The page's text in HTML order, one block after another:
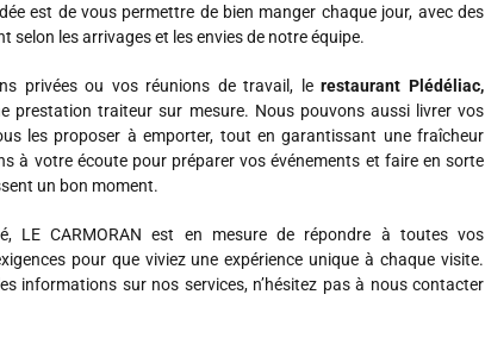
est de vous permettre de bien manger chaque jour, avec des
selon les arrivages et les envies de notre équipe.
privées ou vos réunions de travail, lerestaurant Plédéliac,
prestation traiteur sur mesure. Nous pouvons aussi livrer vos
les proposer à emporter, tout en garantissant une fraîcheur
à votre écoute pour préparer vos événements et faire en sorte
un bon moment.
LE CARMORAN est en mesure de répondre à toutes vos
pour que viviez une expérience unique à chaque visite.
informations sur nos services, n’hésitez pas à nous contacter